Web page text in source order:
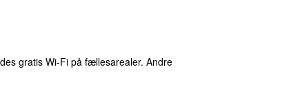
gratis Wi-Fi på fællesarealer. Andre